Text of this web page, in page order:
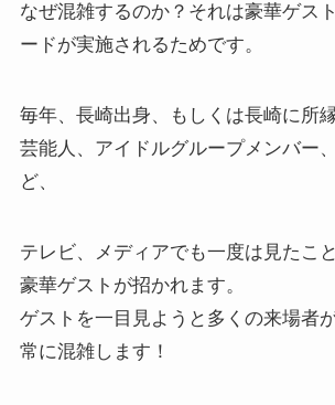
なぜ混雑するのか？それは豪華ゲス
ードが実施されるためです。
毎年、長崎出身、もしくは長崎に所
芸能人、アイドルグループメンバー
ど、
テレビ、メディアでも一度は見たこ
豪華ゲストが招かれます。
ゲストを一目見ようと多くの来場者
常に混雑します！